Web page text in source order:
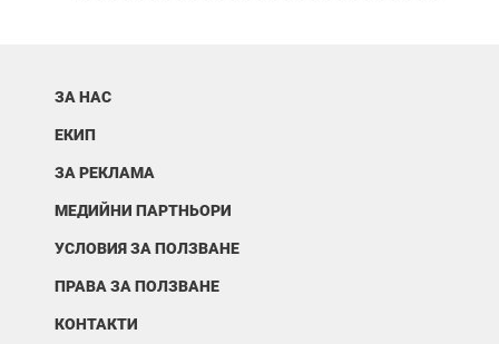
ЗА НАС
ЕКИП
ЗА РЕКЛАМА
МЕДИЙНИ ПАРТНЬОРИ
УСЛОВИЯ ЗА ПОЛЗВАНЕ
ПРАВА ЗА ПОЛЗВАНЕ
КОНТАКТИ